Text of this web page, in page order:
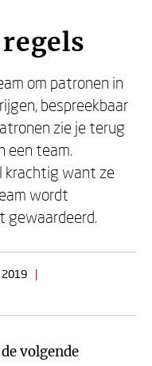
om patronen in
bespreekbaar
zie je terug
een team.
krachtig want ze
wordt
|
volgende